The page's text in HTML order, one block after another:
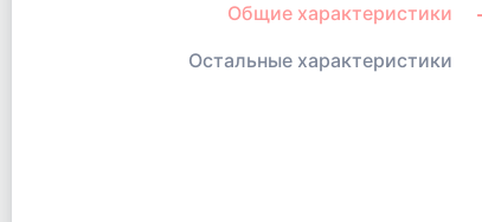
Общие характеристики
Остальные характеристики